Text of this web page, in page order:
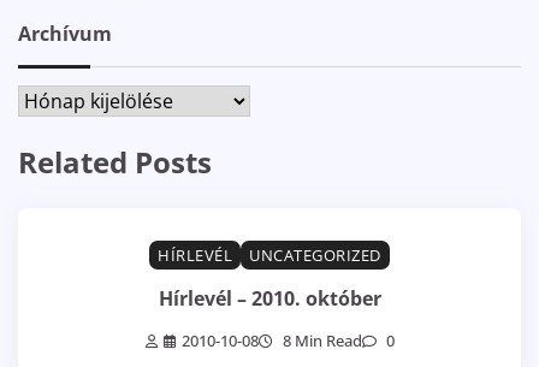
Archívum
Archívum
Related Posts
HÍRLEVÉL UNCATEGORIZED
Hírlevél – 2010. október
2010-10-08 8 Min Read 0